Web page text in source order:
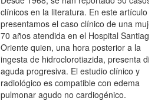
clínicos en la literatura. En este artículo
presentamos el caso clínico de una
70 años atendida en el Hospital Santiago
Oriente quien, una hora posterior a la
ingesta de hidroclorotiazida, presenta
aguda progresiva. El estudio clínico y
radiológico es compatible con edema
pulmonar agudo no cardiogénico.